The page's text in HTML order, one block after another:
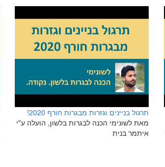
תרגול בניינים וגזרות מבגרות חורף 2020!
מאת לשונימי הכנה לבגרות בלשון, הועלה ע"י
איתמר בנית